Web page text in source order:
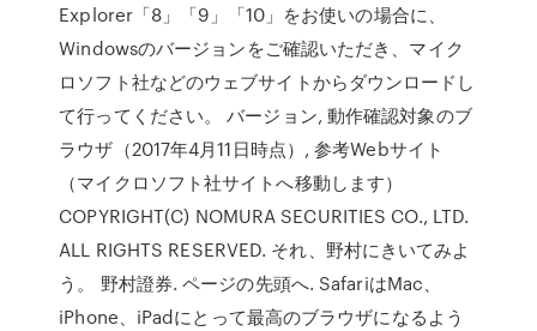
Explorer「8」「9」「10」をお使いの場合に、
Windowsのバージョンをご確認いただき、マイク
ロソフト社などのウェブサイトからダウンロードし
て行ってください。 バージョン, 動作確認対象のブ
ラウザ（2017年4月11日時点）, 参考Webサイト
（マイクロソフト社サイトへ移動します）
COPYRIGHT(C) NOMURA SECURITIES CO., LTD.
ALL RIGHTS RESERVED. それ、野村にきいてみよ
う。 野村證券. ページの先頭へ. SafariはMac、
iPhone、iPadにとって最高のブラウザになるよう